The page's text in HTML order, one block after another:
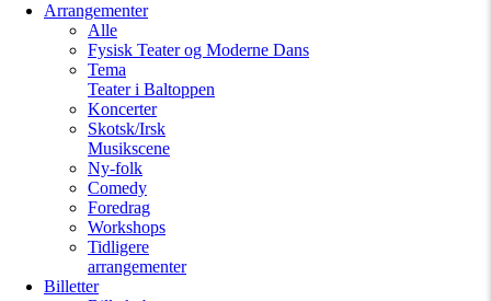
Arrangementer
Alle
Fysisk Teater og Moderne Dans
Tema
Teater i Baltoppen
Koncerter
Skotsk/Irsk
Musikscene
Ny-folk
Comedy
Foredrag
Workshops
Tidligere
arrangementer
Billetter